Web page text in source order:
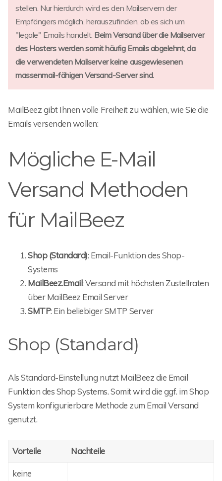
stellen. Nur hierdurch wird es den Mailservern der
Empfängers möglich, herauszufinden, ob es sich um
"legale" Emails handelt. Beim Versand über die Mailserver
des Hosters werden somit häufig Emails abgelehnt, da
die verwendeten Mailserver keine ausgewiesenen
massenmail-fähigen Versand-Server sind.
MailBeez gibt Ihnen volle Freiheit zu wählen, wie Sie die
Emails versenden wollen:
Mögliche E-Mail
Versand Methoden
für MailBeez
Shop (Standard): Email-Funktion des Shop-
Systems
MailBeez.Email: Versand mit höchsten Zustellraten
über MailBeez Email Server
SMTP: Ein beliebiger SMTP Server
Shop (Standard)
Als Standard-Einstellung nutzt MailBeez die Email
Funktion des Shop Systems. Somit wird die ggf. im Shop
System konfigurierbare Methode zum Email Versand
genutzt.
Vorteile Nachteile
keine